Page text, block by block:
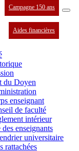
Campagne 150 ans
Aides financières
du Doyen
enseignant
de faculté
intérieur
des enseignants
universitaire
rattachées